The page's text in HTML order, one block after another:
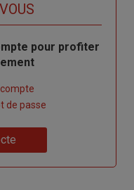
pour profiter
de passe